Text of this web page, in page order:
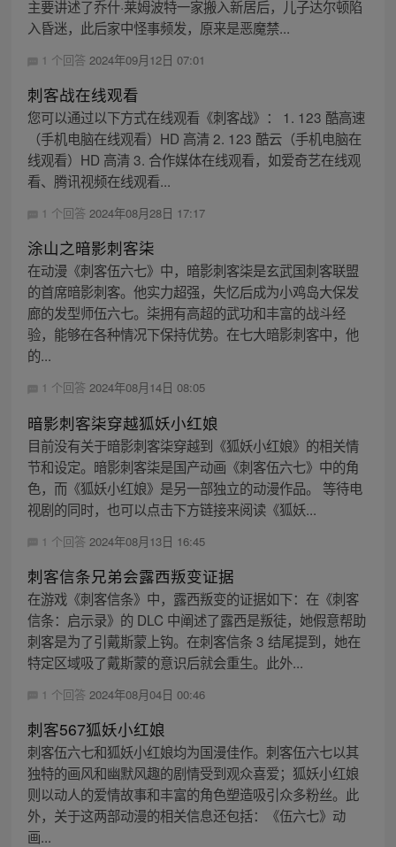
主要讲述了乔什·莱姆波特一家搬入新居后，儿子达尔顿陷
入昏迷，此后家中怪事频发，原来是恶魔禁...
1 个回答 2024年09月12日 07:01
刺客战在线观看
您可以通过以下方式在线观看《刺客战》： 1. 123 酷高速
（手机电脑在线观看）HD 高清 2. 123 酷云（手机电脑在
线观看）HD 高清 3. 合作媒体在线观看，如爱奇艺在线观
看、腾讯视频在线观看...
1 个回答 2024年08月28日 17:17
涂山之暗影刺客柒
在动漫《刺客伍六七》中，暗影刺客柒是玄武国刺客联盟
的首席暗影刺客。他实力超强，失忆后成为小鸡岛大保发
廊的发型师伍六七。柒拥有高超的武功和丰富的战斗经
验，能够在各种情况下保持优势。在七大暗影刺客中，他
的...
1 个回答 2024年08月14日 08:05
暗影刺客柒穿越狐妖小红娘
目前没有关于暗影刺客柒穿越到《狐妖小红娘》的相关情
节和设定。暗影刺客柒是国产动画《刺客伍六七》中的角
色，而《狐妖小红娘》是另一部独立的动漫作品。 等待电
视剧的同时，也可以点击下方链接来阅读《狐妖...
1 个回答 2024年08月13日 16:45
刺客信条兄弟会露西叛变证据
在游戏《刺客信条》中，露西叛变的证据如下：在《刺客
信条：启示录》的 DLC 中阐述了露西是叛徒，她假意帮助
刺客是为了引戴斯蒙上钩。在刺客信条 3 结尾提到，她在
特定区域吸了戴斯蒙的意识后就会重生。此外...
1 个回答 2024年08月04日 00:46
刺客567狐妖小红娘
刺客伍六七和狐妖小红娘均为国漫佳作。刺客伍六七以其
独特的画风和幽默风趣的剧情受到观众喜爱；狐妖小红娘
则以动人的爱情故事和丰富的角色塑造吸引众多粉丝。此
外，关于这两部动漫的相关信息还包括：《伍六七》动
画...